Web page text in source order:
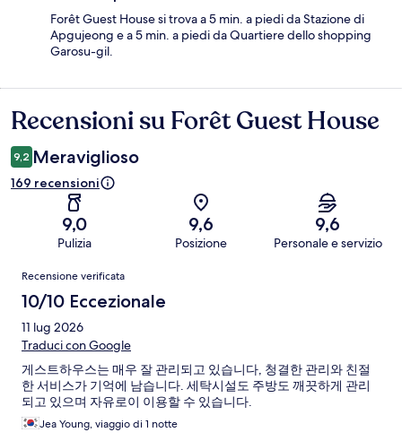
Forêt Guest House si trova a 5 min. a piedi da Stazione di
Apgujeong e a 5 min. a piedi da Quartiere dello shopping
Garosu-gil.
Recensioni
Recensioni su Forêt Guest House
9,2 Meraviglioso
169 recensioni
9,0
Pulizia
9,6
Posizione
9,6
Personale e servizio
Recensioni
Recensione verificata
10/10 Eccezionale
11 lug 2026
Traduci con Google
게스트하우스는 매우 잘 관리되고 있습니다, 청결한 관리와 친절
한 서비스가 기억에 남습니다. 세탁시설도 주방도 깨끗하게 관리
되고 있으며 자유로이 이용할 수 있습니다.
Jea Young, viaggio di 1 notte